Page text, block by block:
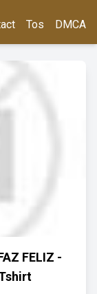
Tos DMCA
FELIZ -